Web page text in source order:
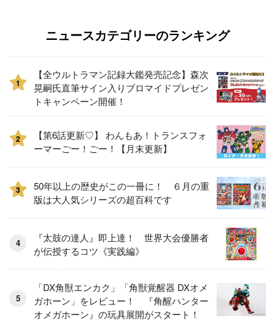
ニュースカテゴリーのランキング
1
【全ウルトラマン記録大鑑発売記念】森次
晃嗣氏直筆サイン入りブロマイドプレゼン
トキャンペーン開催！
2
【第6話更新♡】 わんもあ！トランスフォ
ーマーごー！ごー！【月末更新】
3
50年以上の歴史がこの一冊に！ ６月の重
版は大人気シリーズの超百科です
『太鼓の達人』即上達！ 世界大会優勝者
が伝授するコツ《実践編》
「DX角獣エンカク」「角獣覚醒器 DXオメ
ガホーン」をレビュー！ 『角醒ハンター
オメガホーン』の玩具展開がスタート！